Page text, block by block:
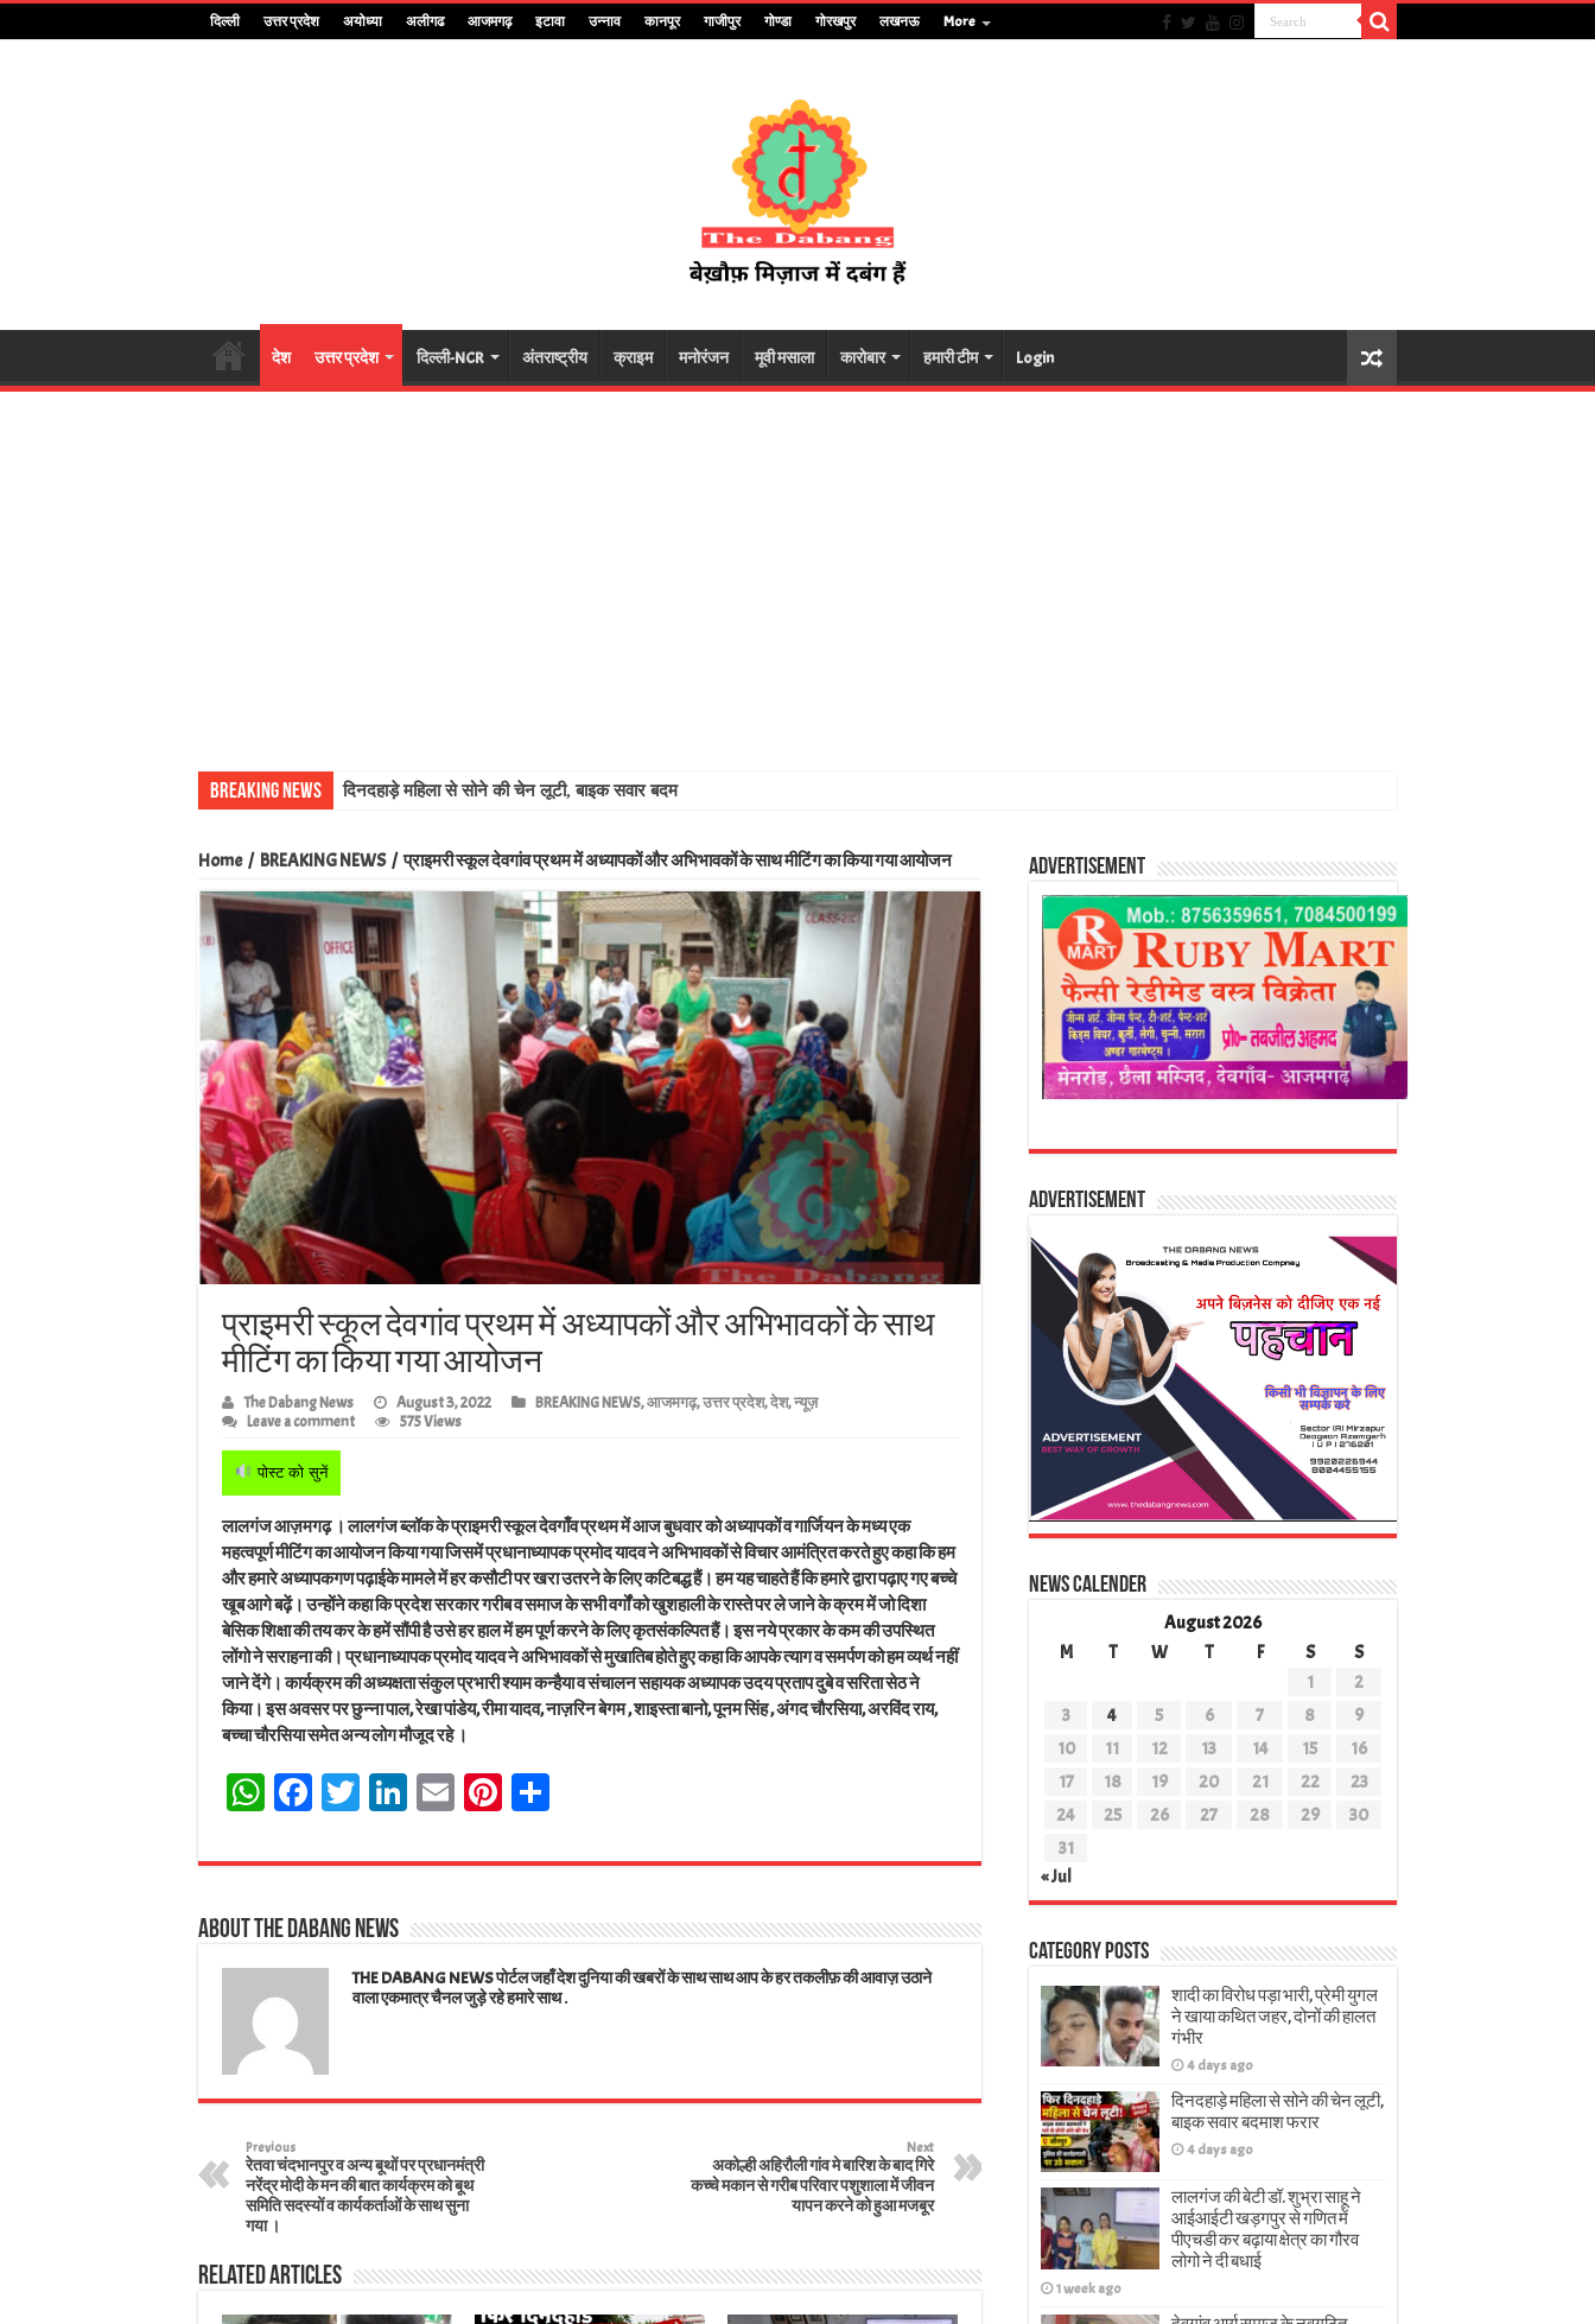
दिल्ली उत्तर प्रदेश अयोध्या अलीगढ आजमगढ़ इटावा उन्नाव कानपूर गाजीपुर गोण्डा गोरखपुर लखनऊ More
देश उत्तर प्रदेश दिल्ली-NCR अंतराष्ट्रीय क्राइम मनोरंजन मूवी मसाला कारोबार हमारी टीम Login
Breaking News दिनदहाड़े महिला से सोने की चेन लूटी, बाइक सवार बदमाश फरार
Home / BREAKING NEWS / प्राइमरी स्कूल देवगांव प्रथम में अध्यापकों और अभिभावकों के साथ मीटिंग का किया गया आयोजन
प्राइमरी स्कूल देवगांव प्रथम में अध्यापकों और अभिभावकों के साथ
मीटिंग का किया गया आयोजन
The Dabang News August 3, 2022 BREAKING NEWS,आजमगढ़,उत्तर प्रदेश,देश,न्यूज़
Leave a comment
575 Views
पोस्ट को सुनें
लालगंज आज़मगढ़ । लालगंज ब्लॉक के प्राइमरी स्कूल देवगाँव प्रथम में आज बुधवार को अध्यापकों व गार्जियन के मध्य एक
महत्वपूर्ण मीटिंग का आयोजन किया गया जिसमें प्रधानाध्यापक प्रमोद यादव ने अभिभावकों से विचार आमंत्रित करते हुए कहा कि हम
और हमारे अध्यापकगण पढ़ाई‌के मामले में हर कसौटी पर खरा उतरने के लिए कटिबद्ध हैं। हम यह चाहते हैं कि हमारे द्वारा पढ़ाए गए बच्चे
खूब आगे बढ़ें। उन्होंने कहा कि प्रदेश सरकार गरीब व समाज के सभी वर्गों को खुशहाली के रास्ते पर ले जाने के क्रम में जो दिशा
बेसिक शिक्षा की तय कर के हमें सौंपी है उसे हर हाल में हम पूर्ण करने के लिए कृतसंकल्पित हैं। इस नये प्रकार के कम की उपस्थित
लोंगो ने सराहना की। प्रधानाध्यापक प्रमोद यादव ने अभिभावकों से मुखातिब होते हुए कहा कि आपके त्याग व समर्पण को हम व्यर्थ नहीं
जाने देंगे। कार्यक्रम की अध्यक्षता संकुल प्रभारी श्याम कन्हैया व संचालन सहायक अध्यापक उदय प्रताप दुबे व सरिता सेठ ने
किया। इस अवसर पर छुन्ना पाल, रेखा पांडेय, रीमा यादव, नाज़रिन बेगम , शाइस्ता बानो, पूनम सिंह , अंगद चौरसिया, अरविंद राय,
बच्चा चौरसिया समेत अन्य लोग मौजूद रहे ।
W
ts
A
pp
Fa
bo
ok
T
tt
er
Li
ed
E
ail
Pi
er
t
e
About The Dabang News
THE DABANG NEWS पोर्टल जहाँ देश दुनिया की खबरों के साथ साथ आप के हर तकलीफ़ की आवाज़ उठाने
वाला एकमात्र चैनल जुड़े रहे हमारे साथ .
Previous
रेतवा चंदभानपुर व अन्य बूथों पर प्रधानमंत्री
नरेंद्र मोदी के मन की बात कार्यक्रम को बूथ
समिति सदस्यों व कार्यकर्ताओं के साथ सुना
गया ।
Next
अकोल्ही अहिरौली गांव मे बारिश के बाद गिरे
कच्चे मकान से गरीब परिवार पशुशाला में जीवन
यापन करने को हुआ मजबूर
Related Articles
Advertisement
Advertisement
News Calender
August 2026
M
T W T F S
S
1
2
3
4 5 6 7 8
9
10
11 12 13 14 15
16
17
18 19 20 21 22
23
24
25 26 27 28 29
30
31
« Jul
Category Posts
शादी का विरोध पड़ा भारी, प्रेमी युगल
ने खाया कथित जहर, दोनों की हालत
गंभीर
4 days ago
दिनदहाड़े महिला से सोने की चेन लूटी,
बाइक सवार बदमाश फरार
4 days ago
लालगंज की बेटी डॉ. शुभ्रा साहू ने
आईआईटी खड़गपुर से गणित में
पीएचडी कर बढ़ाया क्षेत्र का गौरव
लोगो ने दी बधाई
1 week ago